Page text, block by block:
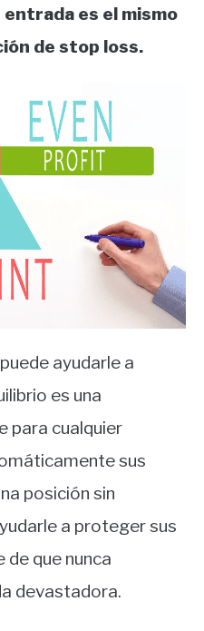
entrada es el mismo
de stop loss.
ayudarle a
es una
para cualquier
sus
posición sin
a proteger sus
que nunca
devastadora.